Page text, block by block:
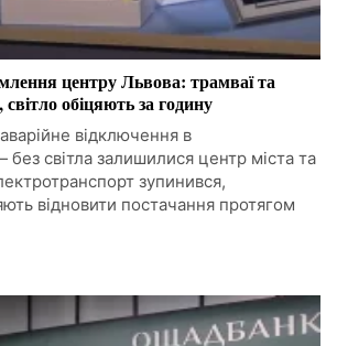
центру Львова: трамваї та
обіцяють за годину
відключення в
світла залишилися центр міста та
зупинився,
відновити постачання протягом